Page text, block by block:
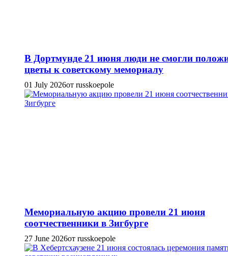
В Дортмунде 21 июня люди не смогли
цветы к советскому мемориалу
01 July 2026от russkoepole
Мемориальную акцию провели 21 июня
соотчественники в Зигбурге
27 June 2026от russkoepole